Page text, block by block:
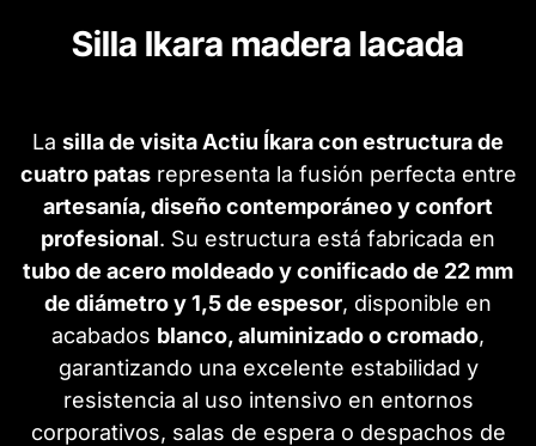
Silla Ikara madera lacada
La silla de visita Actiu Íkara con estructura de
cuatro patasrepresenta la fusión perfecta entre
artesanía, diseño contemporáneo y confort
profesional. Su estructura está fabricada en
tubo de acero moldeado y conificado de 22 mm
de diámetro y 1,5 de espesor, disponible en
acabados blanco, aluminizado o cromado,
garantizando una excelente estabilidad y
resistencia al uso intensivo en entornos
corporativos, salas de espera o despachos de